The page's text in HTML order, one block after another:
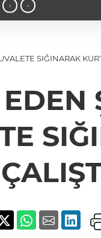
‹ ›
SIĞINARAK